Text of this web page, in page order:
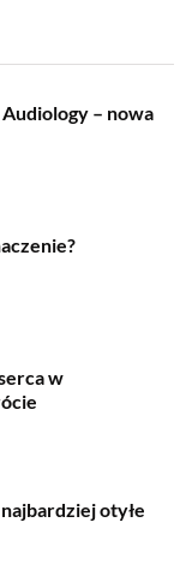
– nowa
w
otyłe